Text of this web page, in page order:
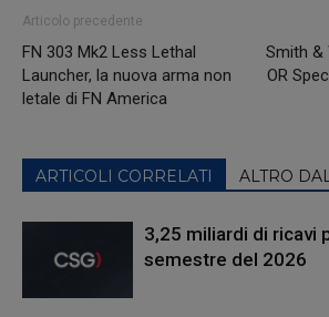
Articolo precedente
FN 303 Mk2 Less Lethal
Launcher, la nuova arma non
letale di FN America
Smith &
OR
ARTICOLI CORRELATI ALTRO
3,25 miliardi di ricavi
semestre del 2026